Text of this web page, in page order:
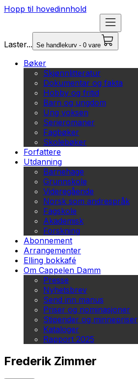
Hopp til hovedinnhold
Laster... Se handlekurv - 0 vare
Bøker
Skjønnlitteratur
Dokumentar og fakta
Hobby og fritid
Barn og ungdom
Ung voksen
Serieromaner
Fagbøker
Skolebøker
Forfattere
Utdanning
Barnehage
Grunnskole
Videregående
Norsk som andrespråk
Fagskole
Akademisk
Forskning
Abonnement
Arrangementer
Elling bokkafé
Om Cappelen Damm
Presse
Nyhetsbrev
Send inn manus
Priser og nominasjoner
Stipender og minnepriser
Kataloger
Rapport 2025
Frederik Zimmer